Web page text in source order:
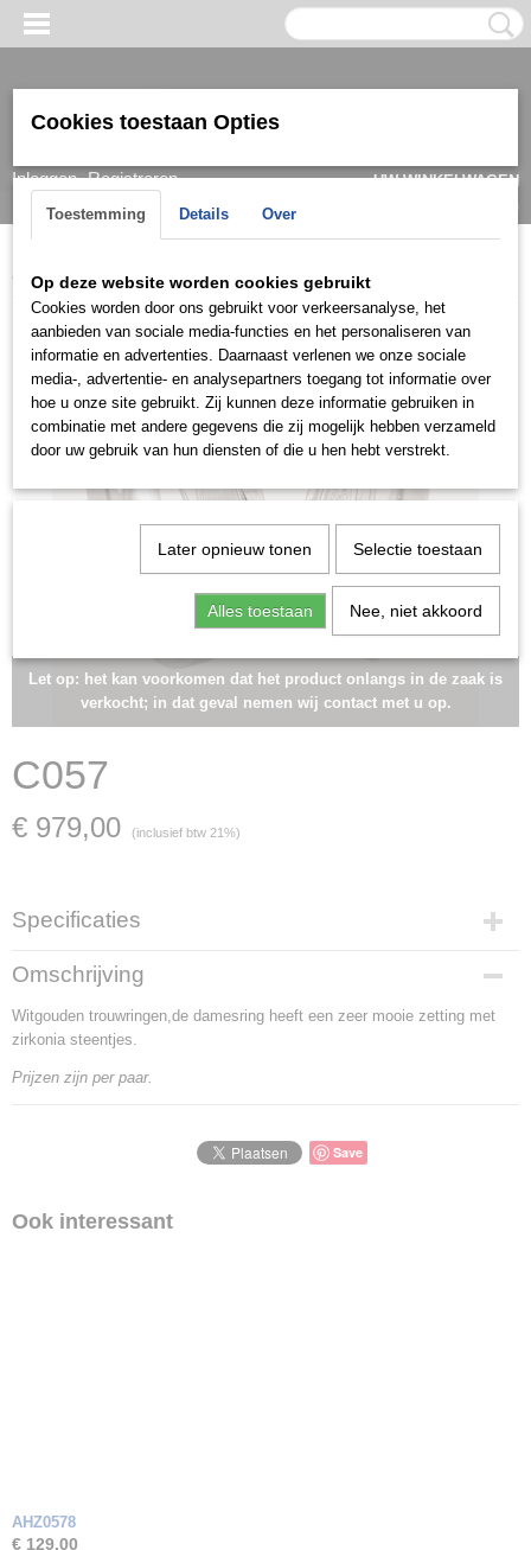
Inloggen Registreren
UW WINKELWAGEN
(0)
Home > > Trouwringen / Wedding CK collectie
Let op: het kan voorkomen dat het product onlangs in de zaak is
verkocht; in dat geval nemen wij contact met u op.
C057
€ 979,00 (inclusief btw 21%)
Specificaties
Artikelnummer
C057
Materiaal
Witgoud
Goud Karaat
14 Karaat
Omschrijving
Witgouden trouwringen,de damesring heeft een zeer mooie zetting met
zirkonia steentjes.
Prijzen zijn per paar.
Save
Ook interessant
AHZ0578
€ 129,00
Cookies toestaan Opties
Toestemming Details Over
Op deze website worden cookies gebruikt
Cookies worden door ons gebruikt voor verkeersanalyse, het
aanbieden van sociale media-functies en het personaliseren van
informatie en advertenties. Daarnaast verlenen we onze sociale
media-, advertentie- en analysepartners toegang tot informatie over
hoe u onze site gebruikt. Zij kunnen deze informatie gebruiken in
combinatie met andere gegevens die zij mogelijk hebben verzameld
door uw gebruik van hun diensten of die u hen hebt verstrekt.
Later opnieuw tonen Selectie toestaan
Alles toestaan Nee, niet akkoord